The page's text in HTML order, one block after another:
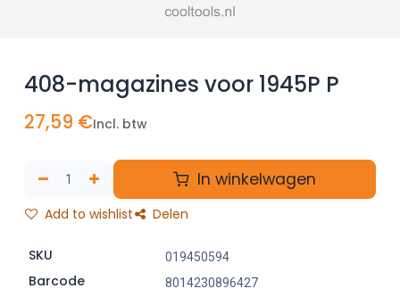
408-magazines voor 1945P P
27,59 €Incl. btw
In winkelwagen
Add to wishlist Delen
SKU 019450594
Barcode
8014230896427